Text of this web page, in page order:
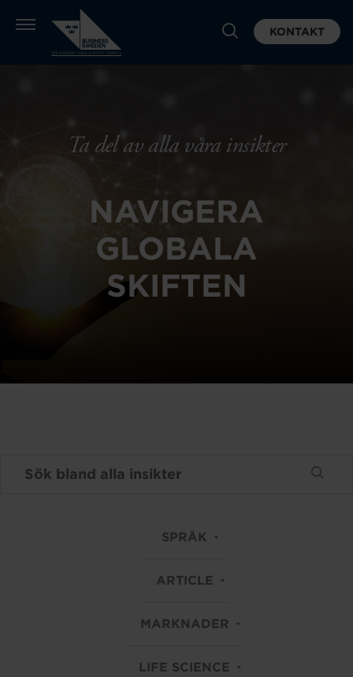
KONTAKT
Ta del av alla våra insikter
NAVIGERA
GLOBALA
SKIFTEN
SPRÅK
ARTICLE
MARKNADER
LIFE SCIENCE